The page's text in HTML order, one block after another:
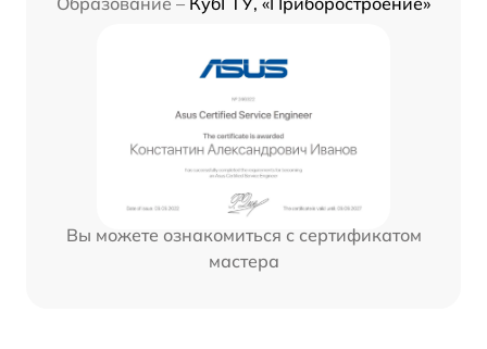
Вы можете ознакомиться с сертификатом
мастера